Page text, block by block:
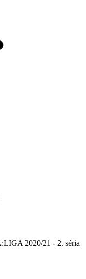
2020/21 - 2. séria